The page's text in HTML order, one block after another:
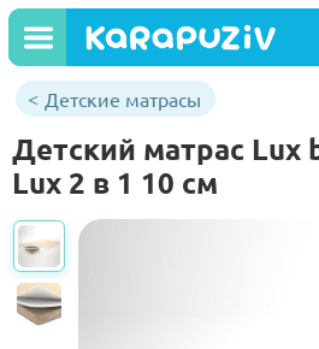
Детские матрасы
Детский матрас Lux
Lux 2 в 1 10 см